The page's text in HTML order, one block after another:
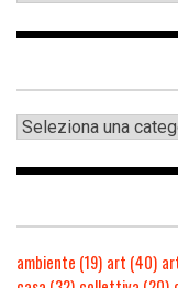
ambiente (19) art (40)